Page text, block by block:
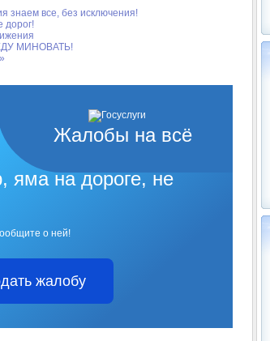
знаем все, без исключения!
дорог!
МИНОВАТЬ!
Жалобы на всё
яма на дороге, не
о ней!
жалобу